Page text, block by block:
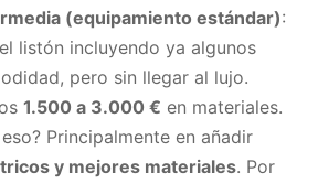
(equipamiento estándar):
listón incluyendo ya algunos
pero sin llegar al lujo.
1.500 a 3.000 € en materiales.
Principalmente en añadir
y mejores materiales. Por